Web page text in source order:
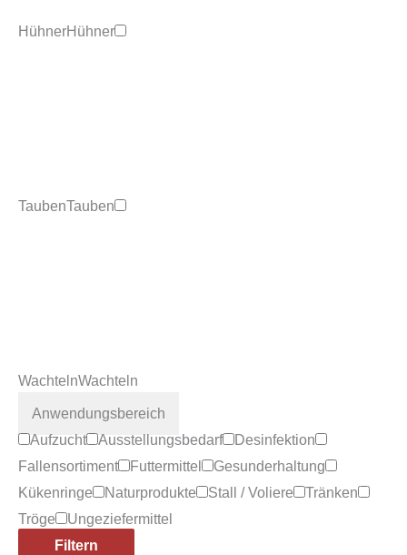
HühnerHühner
TaubenTauben
WachtelnWachteln
Anwendungsbereich
Aufzucht
Ausstellungsbedarf
Desinfektion
Fallensortiment
Futtermittel
Gesunderhaltung
Kükenringe
Naturprodukte Stall / Voliere
Tränken
Tröge
Ungeziefermittel
Filtern